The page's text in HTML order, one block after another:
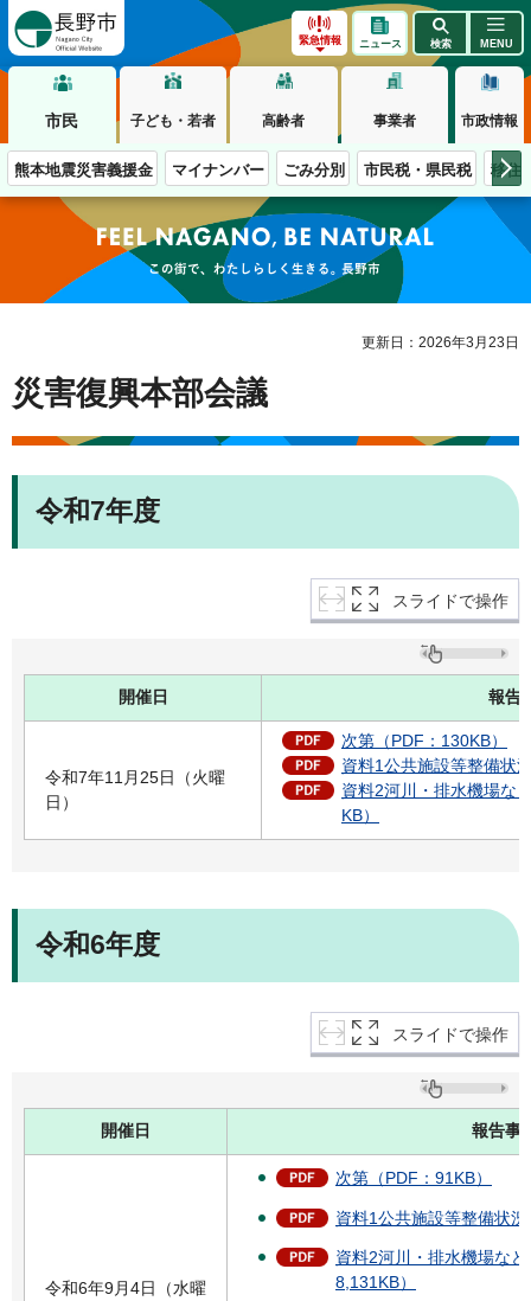
緊急情報 ニュース 検索 MENU
市民 子ども・若者 高齢者 事業者 市政情報
熊本地震災害義援金 マイナンバー ごみ分別 市民税・県民税 移住
この街で、わたしらしく生きる。長野市
更新日：2026年3月23日
災害復興本部会議
令和7年度
スライドで操作
開催日 報告
令和7年11月25日（火曜
日）
次第（PDF：130KB）
資料1公共施設等整備状
資料2河川・排水機場な
KB）
令和6年度
スライドで操作
開催日 報告事
令和6年9月4日（水曜
次第（PDF：91KB）
資料1公共施設等整備状
資料2河川・排水機場な
8,131KB）